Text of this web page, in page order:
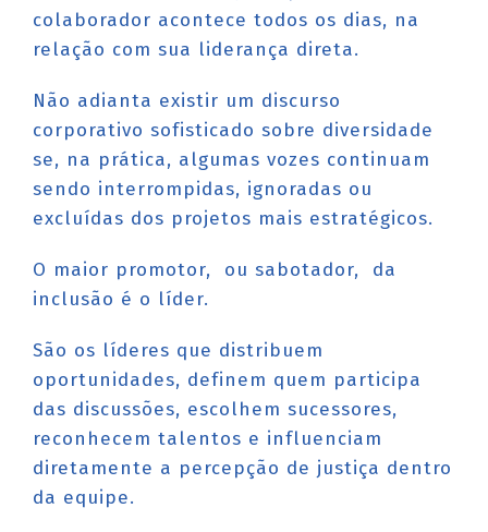
colaborador acontece todos os dias, na
relação com sua liderança direta.
Não adianta existir um discurso
corporativo sofisticado sobre diversidade
se, na prática, algumas vozes continuam
sendo interrompidas, ignoradas ou
excluídas dos projetos mais estratégicos.
O maior promotor, ou sabotador, da
inclusão é o líder.
São os líderes que distribuem
oportunidades, definem quem participa
das discussões, escolhem sucessores,
reconhecem talentos e influenciam
diretamente a percepção de justiça dentro
da equipe.